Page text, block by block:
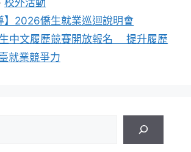
】2026僑生就業巡迴說明會
中文履歷競賽開放報名 提升履歷
就業競爭力